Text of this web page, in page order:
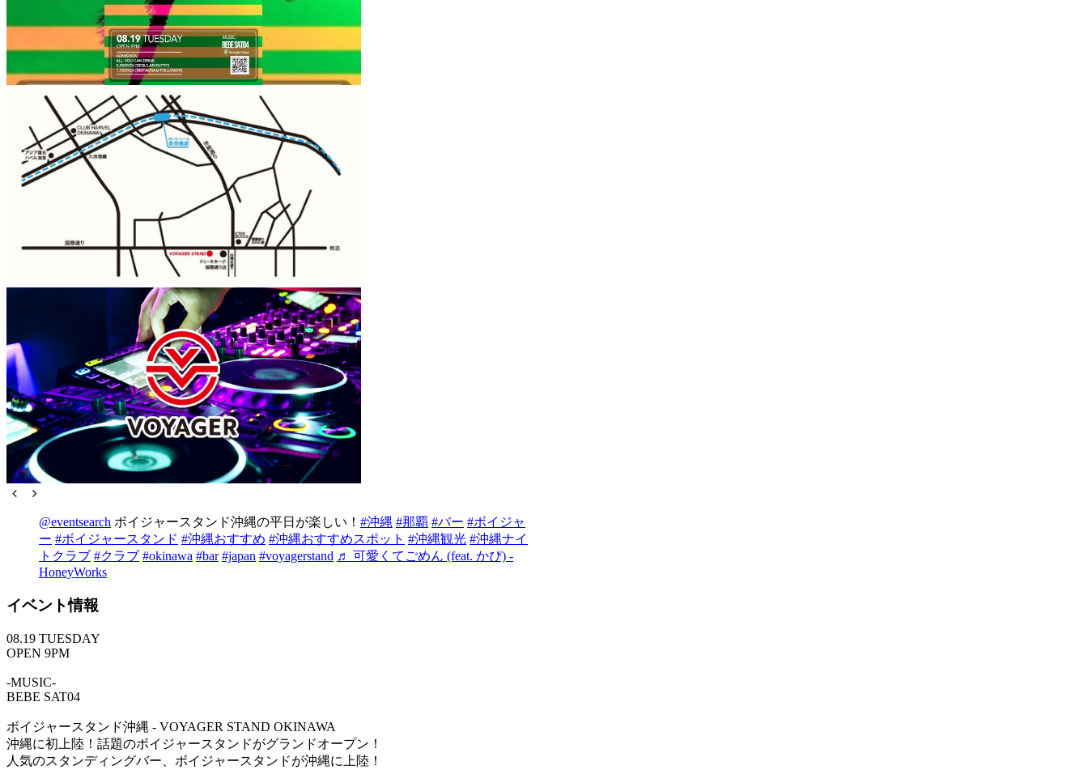
@eventsearch ボイジャースタンド沖縄の平日が楽しい！ #沖縄 #那覇 #バー #ボイジャ
ー #ボイジャースタンド #沖縄おすすめ #沖縄おすすめスポット #沖縄観光 #沖縄ナイ
トクラブ #クラブ #okinawa #bar #japan #voyagerstand ♬ 可愛くてごめん (feat. かぴ) -
HoneyWorks
イベント情報
08.19 TUESDAY
OPEN 9PM
-MUSIC-
BEBE SAT04
ボイジャースタンド沖縄 - VOYAGER STAND OKINAWA
沖縄に初上陸！話題のボイジャースタンドがグランドオープン！
人気のスタンディングバー、ボイジャースタンドが沖縄に上陸！